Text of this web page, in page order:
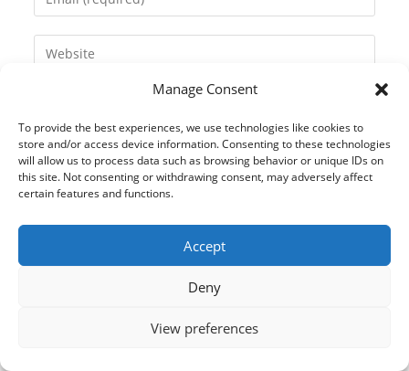
Manage Consent
To provide the best experiences, we use technologies like cookies to
store and/or access device information. Consenting to these technologies
will allow us to process data such as browsing behavior or unique IDs on
this site. Not consenting or withdrawing consent, may adversely affect
certain features and functions.
Accept
Deny
View preferences
your
email
address
Enter
your
(optional)
© 2021 Kaméleon Hungary Kft. Minden jog fenntartva. All rights